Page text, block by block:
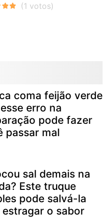
coma feijão verde
erro na
pode fazer
passar mal
sal demais na
Este truque
pode salvá-la
estragar o sabor